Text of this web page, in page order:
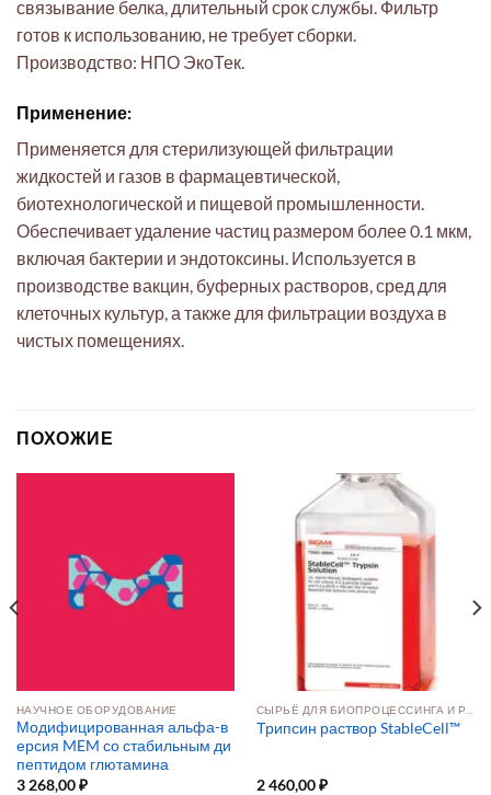
связывание белка, длительный срок службы. Фильтр
готов к использованию, не требует сборки.
Производство: НПО ЭкоТек.
Применение:
Применяется для стерилизующей фильтрации
жидкостей и газов в фармацевтической,
биотехнологической и пищевой промышленности.
Обеспечивает удаление частиц размером более 0.1 мкм,
включая бактерии и эндотоксины. Используется в
производстве вакцин, буферных растворов, сред для
клеточных культур, а также для фильтрации воздуха в
чистых помещениях.
ПОХОЖИЕ
НАУЧНОЕ ОБОРУДОВАНИЕ
Модифицированная альфа-в
ерсия MEM со стабильным ди
пептидом глютамина
3 268,00₽
Трипсин раствор StableCell™
2 460,00₽